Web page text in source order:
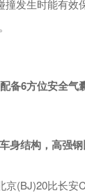
撞发生时能有效
备6方位安全气
身结构，高强
(BJ)20比长安